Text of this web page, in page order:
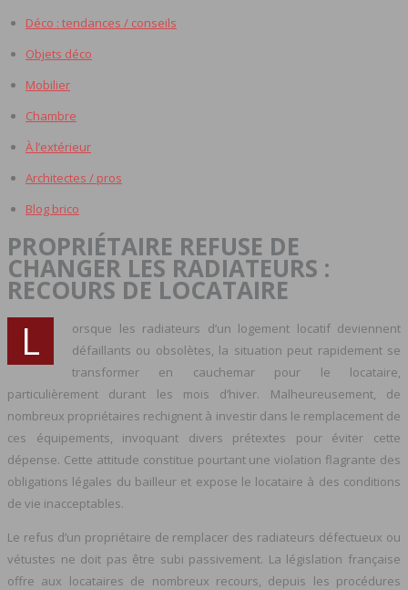
Déco : tendances / conseils
Objets déco
Mobilier
Chambre
À l’extérieur
Architectes / pros
Blog brico
PROPRIÉTAIRE REFUSE DE
CHANGER LES RADIATEURS :
RECOURS DE LOCATAIRE
L
orsque les radiateurs d’un logement locatif deviennent
défaillants ou obsolètes, la situation peut rapidement se
transformer en cauchemar pour le locataire,
particulièrement durant les mois d’hiver. Malheureusement, de
nombreux propriétaires rechignent à investir dans le remplacement de
ces équipements, invoquant divers prétextes pour éviter cette
dépense. Cette attitude constitue pourtant une violation flagrante des
obligations légales du bailleur et expose le locataire à des conditions
de vie inacceptables.
Le refus d’un propriétaire de remplacer des radiateurs défectueux ou
vétustes ne doit pas être subi passivement. La législation française
offre aux locataires de nombreux recours, depuis les procédures